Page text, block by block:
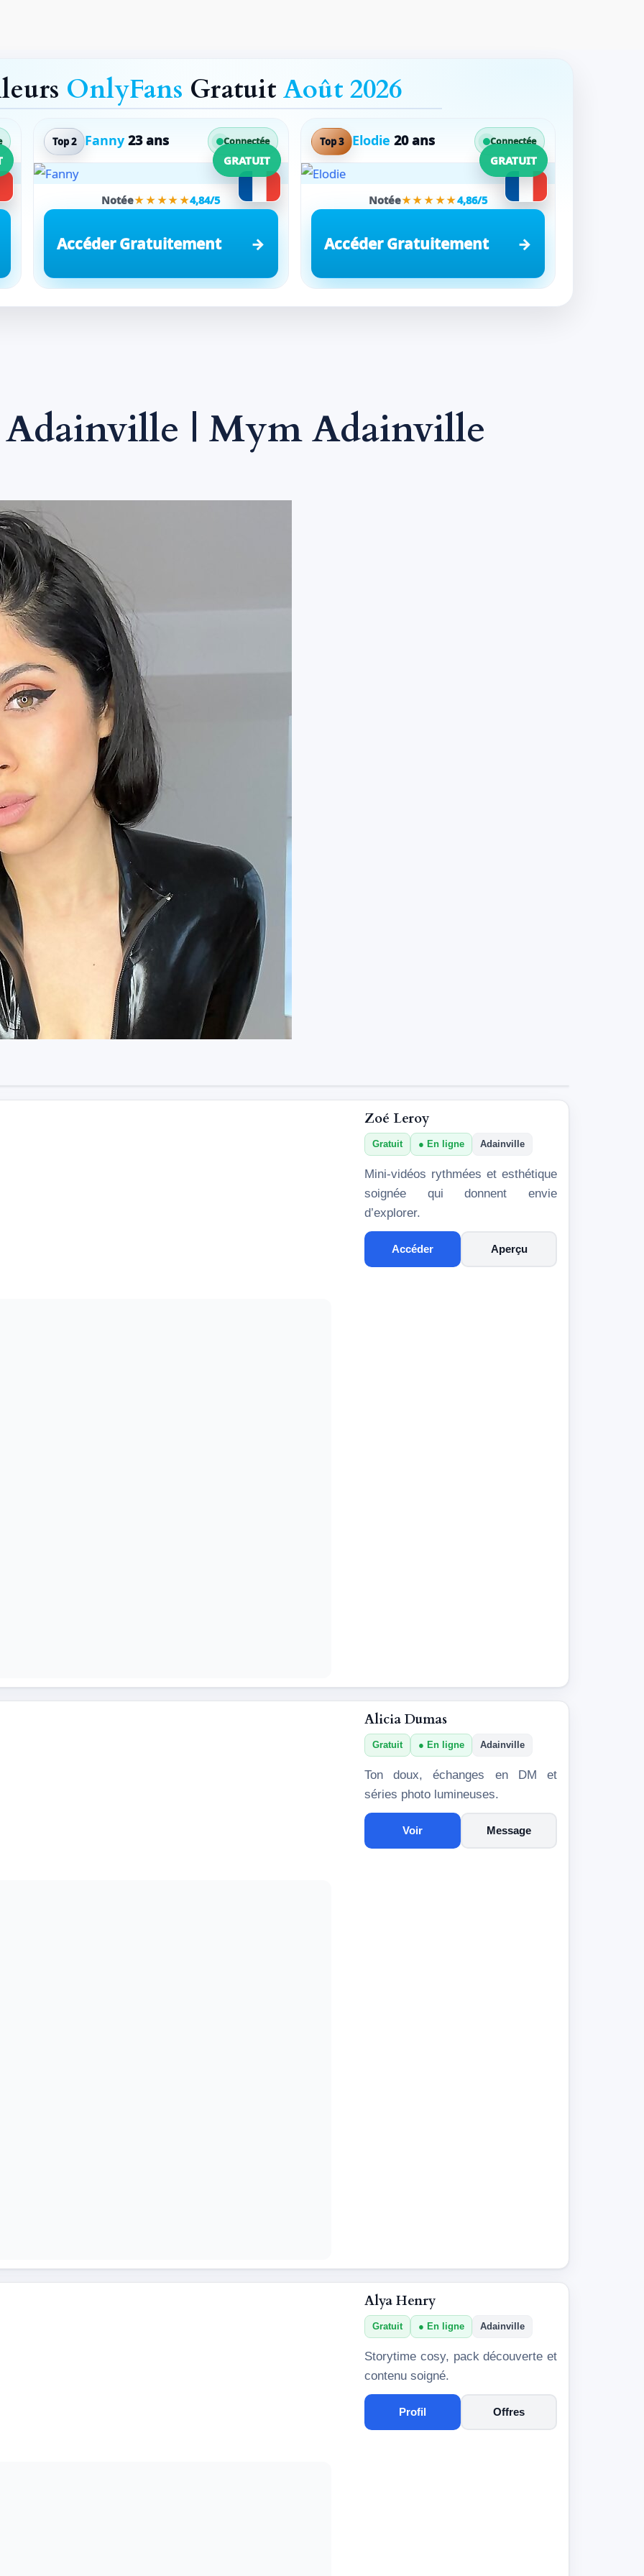
OnlyFans GratuitAoût 2026
Top 2 Fanny 23 ans Connectée
GRATUIT
Notée★★★★★4,84/5
Accéder Gratuitement
Top 3 Elodie 20 ans Connectée
GRATUIT
Notée★★★★★4,86/5
Accéder Gratuitement
| Mym Adainville
Zoé Leroy
Gratuit En ligne Adainville
Mini-vidéos rythmées et esthétique
soignée qui donnent envie
d’explorer.
Accéder Aperçu
Alicia Dumas
Gratuit En ligne Adainville
Ton doux, échanges en DM et
séries photo lumineuses.
Voir Message
Alya Henry
Gratuit En ligne Adainville
Storytime cosy, pack découverte et
contenu soigné.
Profil Offres